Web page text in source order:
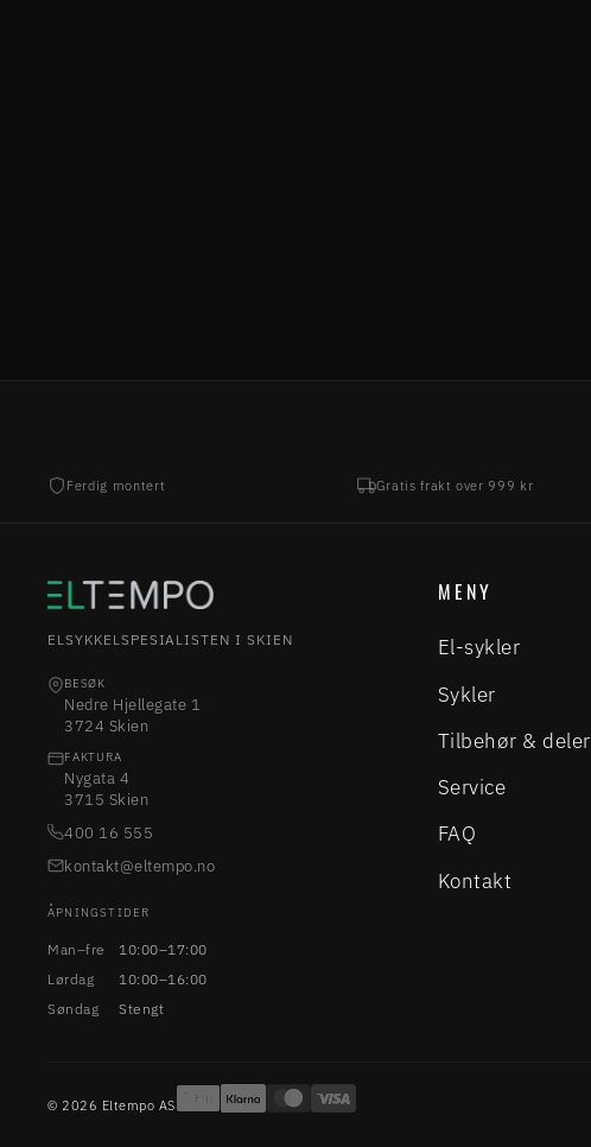
Ferdig montert Gratis frakt over 999 kr
ELSYKKELSPESIALISTEN I SKIEN
BESØK
Nedre Hjellegate 1
3724 Skien
FAKTURA
Nygata 4
3715 Skien
400 16 555
kontakt@eltempo.no
ÅPNINGSTIDER
Man–fre
10:00–17:00
Lørdag
10:00–16:00
Søndag
Stengt
MENY
El-sykler
Sykler
Tilbehør & deler
Service
FAQ
Kontakt
© 2026 Eltempo AS